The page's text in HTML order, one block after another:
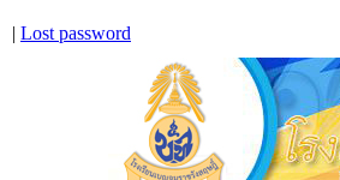
| Lost password